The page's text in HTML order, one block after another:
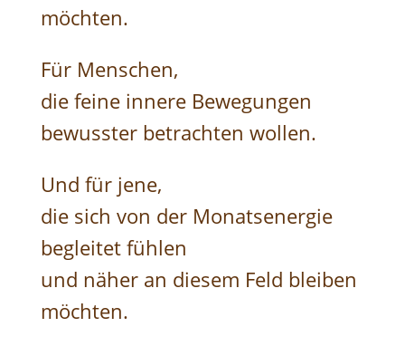
möchten.
Für Menschen,
die feine innere Bewegungen
bewusster betrachten wollen.
Und für jene,
die sich von der Monatsenergie
begleitet fühlen
und näher an diesem Feld bleiben
möchten.